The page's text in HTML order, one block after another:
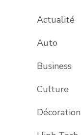
Actualité
Auto
Business
Culture
Décoration